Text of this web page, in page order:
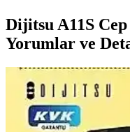
Dijitsu A11S
Yorumlar ve